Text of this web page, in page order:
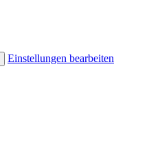
Einstellungen bearbeiten